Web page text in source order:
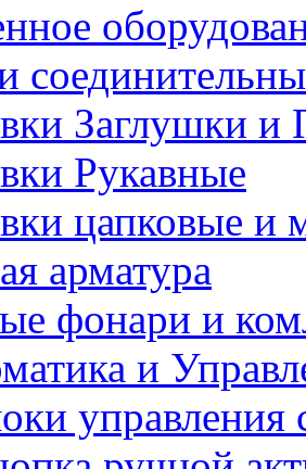
Заглушки и
Рукавные
цапковые и
арматура
фонари и
и